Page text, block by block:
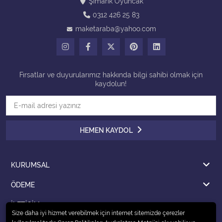
0312 426 25 83
maketaraba@yahoo.com
Fırsatlar ve duyurularımız hakkında bilgi sahibi olmak için
kaydolun!
HEMEN KAYDOL
KURUMSAL
ÖDEME
İLETİŞİM
Size daha iyi hizmet verebilmek için internet sitemizde çerezler